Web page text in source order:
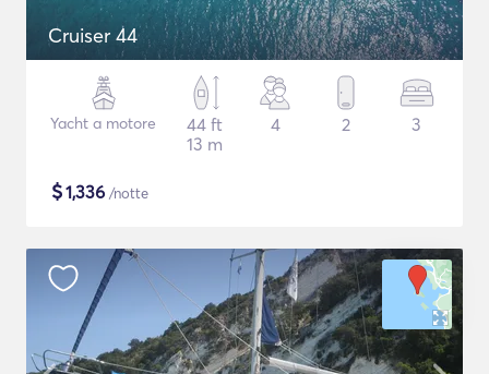
Cruiser 44
Yacht a motore
44 ft
13 m
4 2 3
$1,336 /notte